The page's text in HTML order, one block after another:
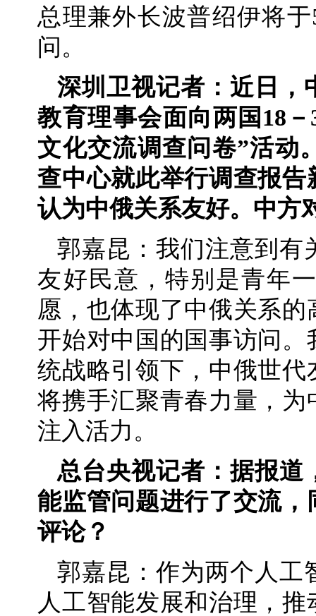
总理兼外长波普绍伊将
问。
深圳卫视记者：近日，
教育理事会面向两国18
文化交流调查问卷”活动
查中心就此举行调查报
认为中俄关系友好。中方
郭嘉昆：我们注意到有
友好民意，特别是青年
愿，也体现了中俄关系
开始对中国的国事访问
统战略引领下，中俄世
将携手汇聚青春力量，
注入活力。
总台央视记者：据报道
能监管问题进行了交流
评论？
郭嘉昆：作为两个人工
人工智能发展和治理，